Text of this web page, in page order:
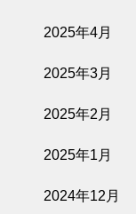
2025年4月
2025年3月
2025年2月
2025年1月
2024年12月